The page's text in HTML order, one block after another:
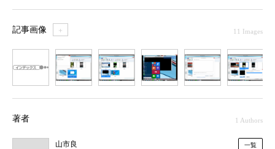
記事画像 ＋ 11 Images
著者 1 Authors
山市良 一覧